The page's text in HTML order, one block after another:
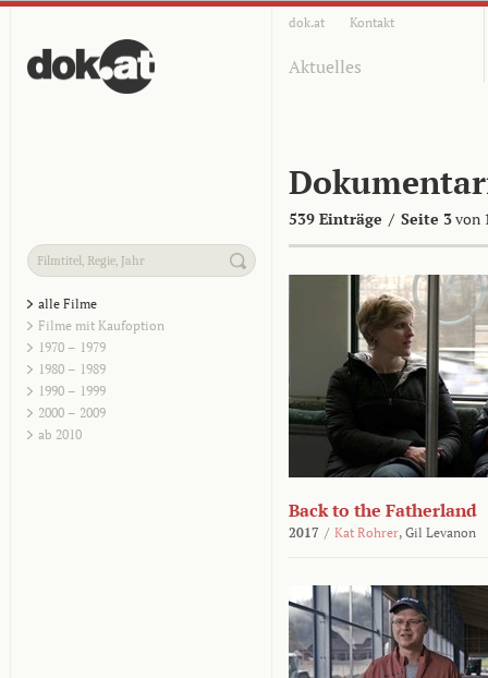
dok.at Kontakt
Aktuelles
539 Einträge / Seite 3von
alle Filme
Filme mit Kaufoption
1970 – 1979
1980 – 1989
1990 – 1999
2000 – 2009
ab 2010
Back to the Fatherland
2017 / Kat Rohrer, Gil Levanon